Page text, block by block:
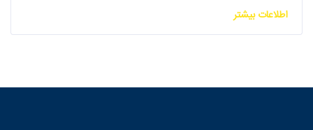
اطلاعات بیشتر